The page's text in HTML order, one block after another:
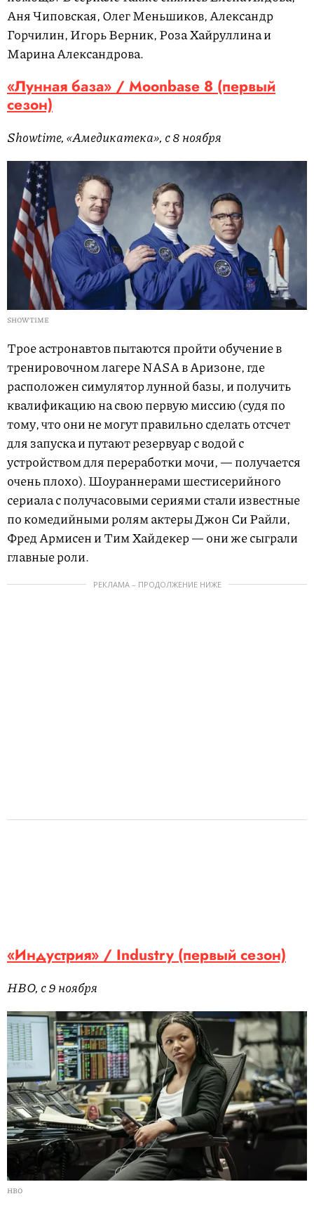
Аня Чиповская, Олег Меньшиков, Александр
Горчилин, Игорь Верник, Роза Хайруллина и
Марина Александрова.
«Лунная база» / Moonbase 8 (первый
сезон)
Showtime, «Амедикатека», с 8 ноября
SHOWTIME
Трое астронавтов пытаются пройти обучение в
тренировочном лагере NASA в Аризоне, где
расположен симулятор лунной базы, и получить
квалификацию на свою первую миссию (судя по
тому, что они не могут правильно сделать отсчет
для запуска и путают резервуар с водой с
устройством для переработки мочи, — получается
очень плохо). Шоураннерами шестисерийного
сериала с получасовыми сериями стали известные
по комедийными ролям актеры Джон Си Райли,
Фред Армисен и Тим Хайдекер — они же сыграли
главные роли.
РЕКЛАМА – ПРОДОЛЖЕНИЕ НИЖЕ
«Индустрия» / Industry (первый сезон)
HBO, с 9 ноября
HBO